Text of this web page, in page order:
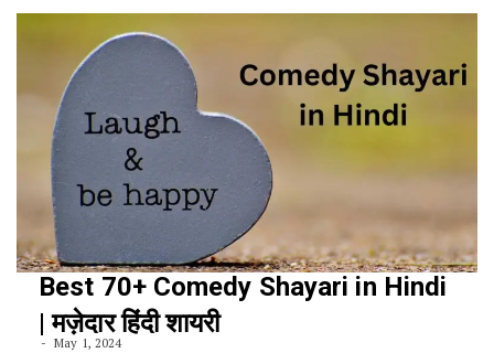
Best 70+ Comedy Shayari in Hindi
| मज़ेदार हिंदी शायरी
May 1, 2024